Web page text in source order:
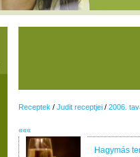
Receptek / Judit receptjei/ 2006.
«««
Hagymás